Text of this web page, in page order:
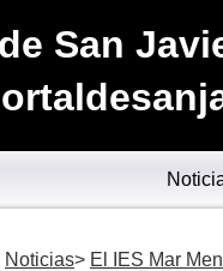
San
Noticias El IES Mar